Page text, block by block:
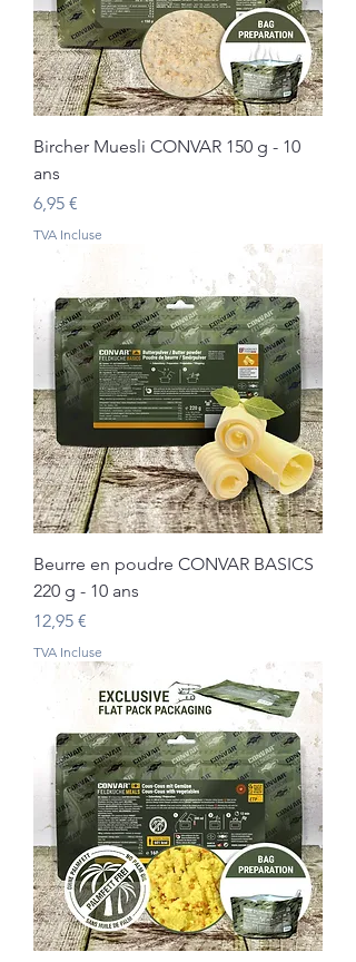
Bircher Muesli CONVAR 150 g - 10
ans
Prix
6,95 €
TVA Incluse
Beurre en poudre CONVAR BASICS
220 g - 10 ans
Prix
12,95 €
TVA Incluse